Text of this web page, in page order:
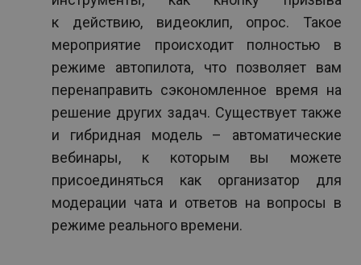
к действию, видеоклип, опрос. Такое
мероприятие происходит полностью в
режиме автопилота, что позволяет вам
перенаправить сэкономленное время на
решение других задач. Существует также
и гибридная модель – автоматические
вебинары, к которым вы можете
присоединяться как организатор для
модерации чата и ответов на вопросы в
режиме реального времени.